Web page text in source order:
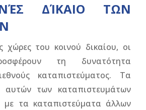
ΔΊΚΑΙΟ ΤΩΝ
του κοινού δικαίου, οι
τη δυνατότητα
καταπιστεύματος. Τα
αυτών των καταπιστευμάτων
με τα καταπιστεύματα άλλων